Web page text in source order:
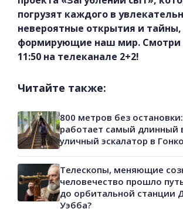
погрузят каждого в
невероятные открытия и тайны,
формирующие наш мир. Смотри
11:50 на телеканале 2+2!
Читайте также:
800 метров без
работает самый длинный
уличный эскалатор в
Телескопы, меняющие
человечество прошло
до орбитальной станции
Уэбба?